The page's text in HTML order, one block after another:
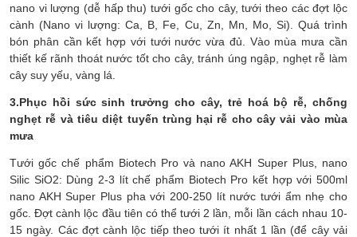
nano vi lượng (dễ hấp thu) tưới gốc cho cây, tưới theo các đợt lộc
cành (Nano vi lượng: Ca, B, Fe, Cu, Zn, Mn, Mo, Si). Quá trình
bón phân cần kết hợp với tưới nước vừa đủ. Vào mùa mưa cần
thiết kế rãnh thoát nước tốt cho cây, tránh úng ngập, nghẹt rễ làm
cây suy yếu, vàng lá.
3.Phục hồi sức sinh trưởng cho cây, trẻ hoá bộ rễ, chống
nghẹt rễ và tiêu diệt tuyến trùng hại rễ cho cây vải vào mùa
mưa
Tưới gốc chế phẩm Biotech Pro và nano AKH Super Plus, nano
Silic SiO2: Dùng 2-3 lít chế phẩm Biotech Pro kết hợp với 500ml
nano AKH Super Plus pha với 200-250 lít nước tưới ẩm nhẹ cho
gốc. Đợt cành lộc đầu tiên có thể tưới 2 lần, mỗi lần cách nhau 10-
15 ngày. Các đợt cành lộc tiếp theo tưới ít nhất 1 lần (để cây vải